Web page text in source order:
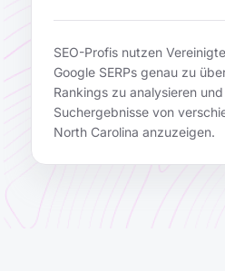
SEO-Profis nutzen
Google SERPs genau zu
Rankings zu analysieren
Suchergebnisse von
North Carolina anzuzeigen.